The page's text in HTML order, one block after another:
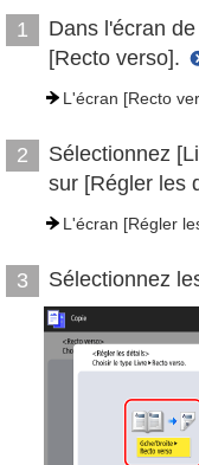
1
Dans l'écran
[Recto verso].
L'écran [Recto
2 Sélectionnez
sur [Régler les
L'écran [Régler
3 Sélectionnez